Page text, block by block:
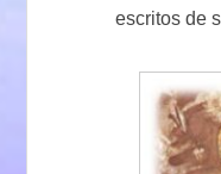
escritos de